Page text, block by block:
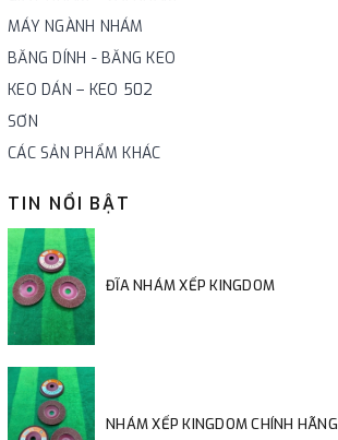
MÁY NGÀNH NHÁM
BĂNG DÍNH - BĂNG KEO
KEO DÁN – KEO 502
SƠN
CÁC SẢN PHẨM KHÁC
TIN NỔI BẬT
ĐĨA NHÁM XẾP KINGDOM
NHÁM XẾP KINGDOM CHÍNH HÃNG